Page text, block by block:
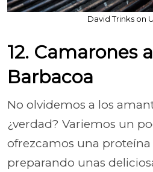
David Trinks on
12. Camarones
Barbacoa
No olvidemos a los
¿verdad? Variemos un
ofrezcamos una
preparando unas